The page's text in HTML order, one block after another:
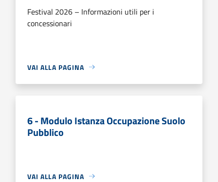
Festival 2026 – Informazioni utili per i
concessionari
VAI ALLA PAGINA
6 - Modulo Istanza Occupazione Suolo
Pubblico
VAI ALLA PAGINA